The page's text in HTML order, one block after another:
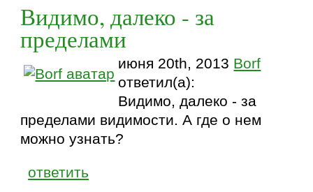
Видимо, далеко - за
пределами
июня 20th, 2013 Borf
ответил(а):
Видимо, далеко - за
пределами видимости. А где о нем
можно узнать?
ответить